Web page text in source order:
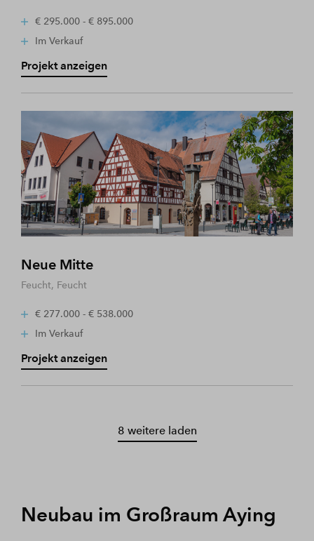
€ 295.000 - € 895.000
Im Verkauf
Projekt anzeigen
Neue Mitte
Feucht, Feucht
€ 277.000 - € 538.000
Im Verkauf
Projekt anzeigen
8 weitere laden
Neubau im Großraum Aying